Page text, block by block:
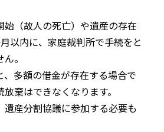
始（故人の死亡）や遺産の存在
以内に、家庭裁判所で手続をと
。
、多額の借金が存在する場合で
棄はできなくなります。
産分割協議に参加する必要も